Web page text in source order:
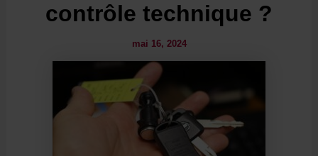
contrôle technique ?
mai 16, 2024